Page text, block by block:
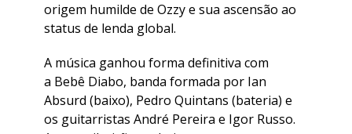
origem humilde de Ozzy e sua ascensão ao
status de lenda global.
​A música ganhou forma definitiva com
a Bebê Diabo, banda formada por Ian
Absurd (baixo), Pedro Quintans (bateria) e
os guitarristas André Pereira e Igor Russo.